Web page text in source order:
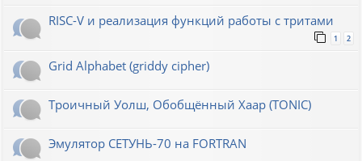
RISC-V и реализация функций работы с тритами
1 2
Grid Alphabet (griddy cipher)
Троичный Уолш, Обобщённый Хаар (TONIC)
Эмулятор СЕТУНЬ-70 на FORTRAN